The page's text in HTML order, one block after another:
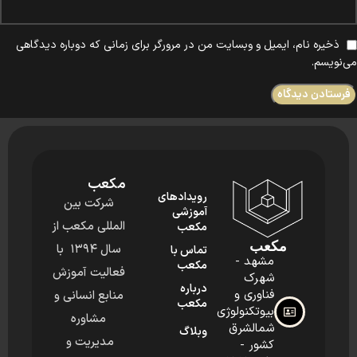
ذخیره نام، ایمیل و وبسایت من در مرورگر برای زمانی که دوباره دیدگاهی
می‌نویسم.
مکعب
مشهد -
شهرک
فناوری و
بیوتکنولوژی
شمالشرق
کشور -
رویدادهای
آموزشی
مکعب
تماس با
مکعب
درباره
مکعب
وبلاگ
مکعب
شرکت بین
المللی مکعب از
سال ۱۳۹۴ با
فعالیت آموزش
منابع انسانی و
مشاوره
مدیریت و